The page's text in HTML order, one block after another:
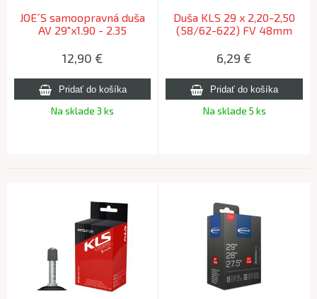
JOE´S samoopravná duša
AV 29"x1.90 - 2.35
12,90 €
Na sklade 3 ks
Duša KLS 29 x 2,20-2,50
(58/62-622) FV 48mm
6,29 €
Na sklade 5 ks